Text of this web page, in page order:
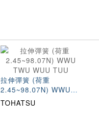
拉伸彈簧 (荷重
2.45~98.07N) WWU
TWU WUU TUU
TOHATSU